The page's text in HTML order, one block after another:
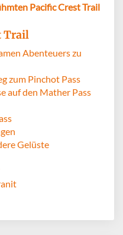
Pacific Crest Trail
Trail
Abenteuers zu
zum Pinchot Pass
auf den Mather Pass
Gelüste